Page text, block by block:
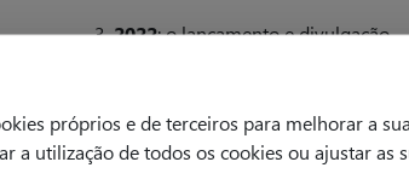
próprios e de terceiros para melhorar a
a utilização de todos os cookies ou ajustar as
2022: o lançamento e divulgação